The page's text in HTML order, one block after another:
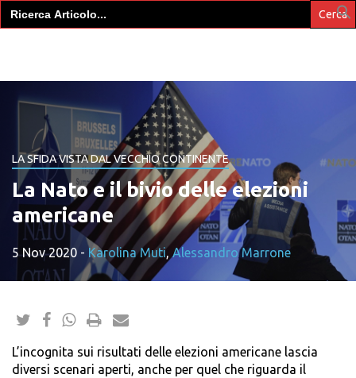
Search
for:
LA SFIDA VISTA DAL VECCHIO CONTINENTE
La Nato e il bivio delle elezioni
americane
5 Nov 2020 - Karolina Muti, Alessandro Marrone
L’incognita sui risultati delle elezioni americane lascia
diversi scenari aperti, anche per quel che riguarda il